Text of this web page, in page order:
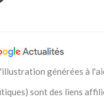
générées à
sont des liens